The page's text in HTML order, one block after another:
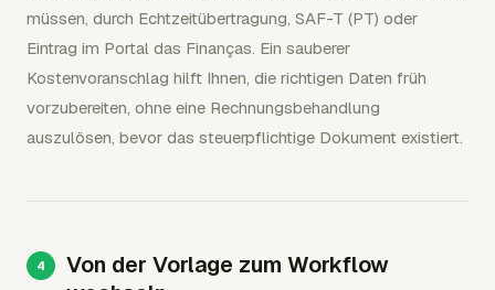
müssen, durch Echtzeitübertragung, SAF-T (PT) oder
Eintrag im Portal das Finanças. Ein sauberer
Kostenvoranschlag hilft Ihnen, die richtigen Daten früh
vorzubereiten, ohne eine Rechnungsbehandlung
auszulösen, bevor das steuerpflichtige Dokument existiert.
Von der Vorlage zum Workflow